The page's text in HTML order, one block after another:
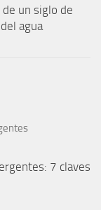
un siglo de
agua
7 claves